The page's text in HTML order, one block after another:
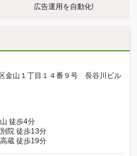
広告運用を自動化!
金山１丁目１４番９号 長谷川ビル
徒歩4分
院 徒歩13分
蔵 徒歩19分